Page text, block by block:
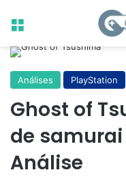
Menu
Análises PlayStation
Ghost of
de samurai
Análise